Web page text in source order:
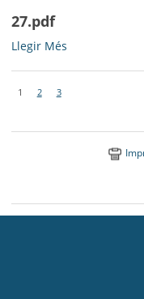
27.pdf
27.pdf
Llegir Més
1 2 3